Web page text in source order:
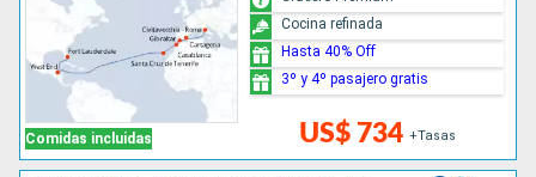
Comidas incluidas US$ 734 +Tasas
Cocina refinada
Hasta 40% Off
3º y 4º pasajero gratis